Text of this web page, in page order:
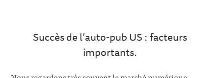
Succès de l’auto-pub US : facteurs
importants.